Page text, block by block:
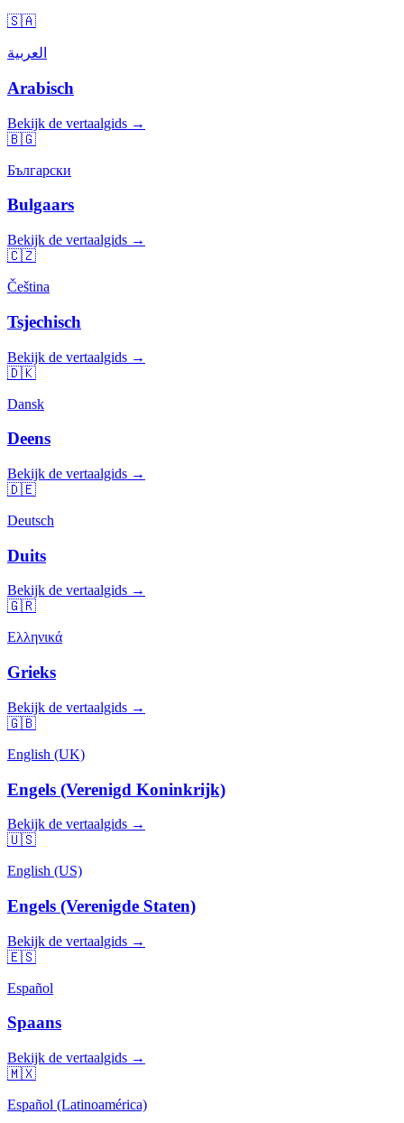
🇸🇦
العربية
Arabisch
Bekijk de vertaalgids →
🇧🇬
Български
Bulgaars
Bekijk de vertaalgids →
🇨🇿
Čeština
Tsjechisch
Bekijk de vertaalgids →
🇩🇰
Dansk
Deens
Bekijk de vertaalgids →
🇩🇪
Deutsch
Duits
Bekijk de vertaalgids →
🇬🇷
Ελληνικά
Grieks
Bekijk de vertaalgids →
🇬🇧
English (UK)
Engels (Verenigd Koninkrijk)
Bekijk de vertaalgids →
🇺🇸
English (US)
Engels (Verenigde Staten)
Bekijk de vertaalgids →
🇪🇸
Español
Spaans
Bekijk de vertaalgids →
🇲🇽
Español (Latinoamérica)